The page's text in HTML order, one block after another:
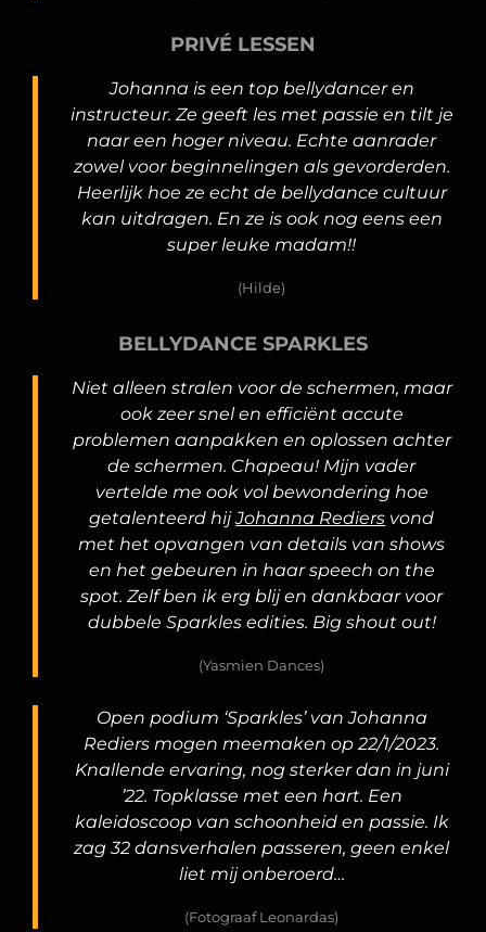
PRIVÉ LESSEN
Johanna is een top bellydancer en
instructeur. Ze geeft les met passie en tilt je
naar een hoger niveau. Echte aanrader
zowel voor beginnelingen als gevorderden.
Heerlijk hoe ze echt de bellydance cultuur
kan uitdragen. En ze is ook nog eens een
super leuke madam!!
(Hilde)
BELLYDANCE SPARKLES
Niet alleen stralen voor de schermen, maar
ook zeer snel en efficiënt accute
problemen aanpakken en oplossen achter
de schermen. Chapeau! Mijn vader
vertelde me ook vol bewondering hoe
getalenteerd hijJohanna Rediers vond
met het opvangen van details van shows
en het gebeuren in haar speech on the
spot. Zelf ben ik erg blij en dankbaar voor
dubbele Sparkles edities. Big shout out!
(Yasmien Dances)
Open podium ‘Sparkles’ van Johanna
Rediers mogen meemaken op 22/1/2023.
Knallende ervaring, nog sterker dan in juni
’22. Topklasse met een hart. Een
kaleidoscoop van schoonheid en passie. Ik
zag 32 dansverhalen passeren, geen enkel
liet mij onberoerd…
(Fotograaf Leonardas)